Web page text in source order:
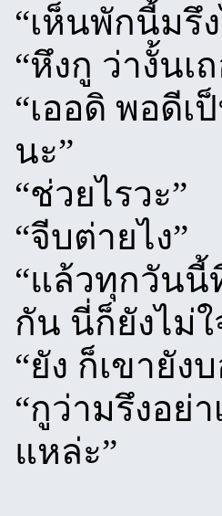
“เห็นพักนี้มรึ
“หึงกู ว่างั้นเ
“เออดิ พอดีเ
นะ”
“ช่วยไรวะ”
“จีบต่ายไง”
“แล้วทุกวัน
กัน นี่ก็ยังไม่
“ยัง ก็เขายัง
“กูว่ามรึงอย่
แหล่ะ”